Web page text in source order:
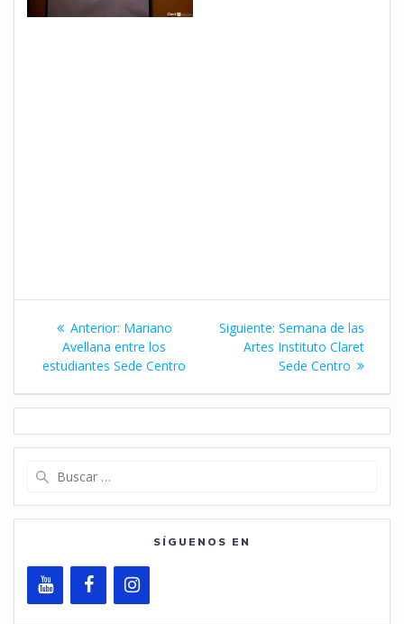
Navegación
de
entradas
Anterior: Entrada
anterior:
Mariano
Avellana entre los
estudiantes Sede Centro
Siguiente: Siguiente
entrada:
Semana de las
Artes Instituto Claret
Sede Centro
SÍGUENOS EN